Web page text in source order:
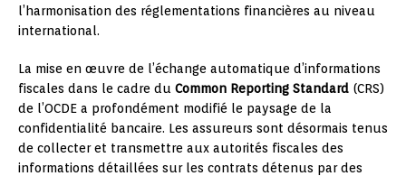
l’harmonisation des réglementations financières au niveau
international.
La mise en œuvre de l’échange automatique d’informations
fiscales dans le cadre du Common Reporting Standard (CRS)
de l’OCDE a profondément modifié le paysage de la
confidentialité bancaire. Les assureurs sont désormais tenus
de collecter et transmettre aux autorités fiscales des
informations détaillées sur les contrats détenus par des